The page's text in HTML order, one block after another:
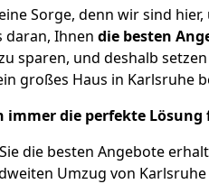
Sorge, denn wir sind
daran, Ihnen die besten
sparen, und deshalb
großes Haus in Karlsruhe
immer die perfekte Lösung
die besten Angebote
Umzug von